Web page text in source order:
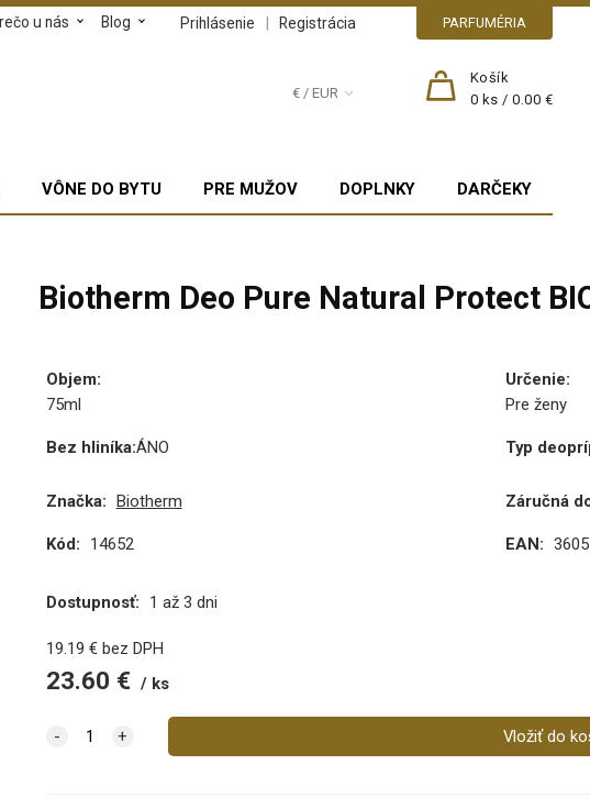
PARFUMÉRIA
Prihlásenie | Registrácia
u nás Blog
€ / EUR
Košík
0 ks /0.00 €
VÔNE DO BYTU PRE MUŽOV DOPLNKY DARČEKY
Biotherm Deo Pure Natural Protect
Objem:
75ml
Určenie:
Pre ženy
Bez hliníka:ÁNO Typ
Značka: Biotherm Záručná
Kód: 14652 EAN:
Dostupnosť: 1 až 3 dni
19.19 € bez DPH
23.60 € ks